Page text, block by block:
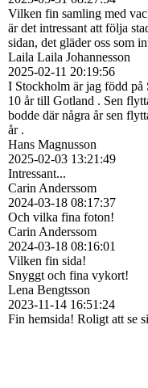
Vilken fin samling med
är det intressant att följa
sidan, det gläder oss som
Laila Laila Johannesson
2025-02-11 20:19:56
I Stockholm är jag född på
10 år till Gotland . Sen
bodde där några år sen
år .
Hans Magnusson
2025-02-03 13:21:49
Intressant...
Carin Anderssom
2024-03-18 08:17:37
Och vilka fina foton!
Carin Anderssom
2024-03-18 08:16:01
Vilken fin sida!
Snyggt och fina vykort!
Lena Bengtsson
2023-11-14 16:51:24
Fin hemsida! Roligt att se